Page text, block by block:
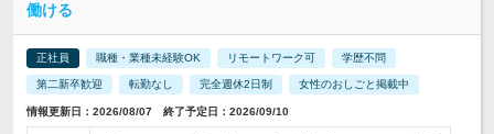
働ける
正社員 職種・業種未経験OK リモートワーク可 学歴不問
第二新卒歓迎 転勤なし 完全週休2日制 女性のおしごと掲載中
情報更新日：2026/08/07 終了予定日：2026/09/10